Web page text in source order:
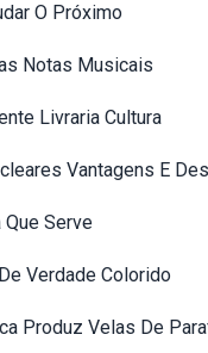
O Próximo
Notas Musicais
Livraria Cultura
Vantagens E
Que Serve
Verdade Colorido
Produz Velas De